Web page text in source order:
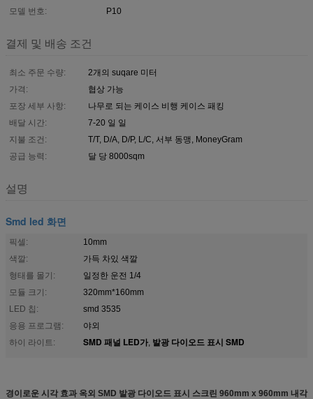
모델 번호:
P10
결제 및 배송 조건
최소 주문 수량:
2개의 suqare 미터
가격:
협상 가능
포장 세부 사항:
나무로 되는 케이스 비행 케이스 패킹
배달 시간:
7-20 일 일
지불 조건:
T/T, D/A, D/P, L/C, 서부 동맹, MoneyGram
공급 능력:
달 당 8000sqm
설명
Smd led 화면
픽셀:
10mm
색깔:
가득 차있 색깔
형태를 몰기:
일정한 운전 1/4
모듈 크기:
320mm*160mm
LED 칩:
smd 3535
응용 프로그램:
야외
하이 라이트:
SMD 패널 LED가, 발광 다이오드 표시 SMD
경이로운 시각 효과 옥외 SMD 발광 다이오드 표시 스크린 960mm x 960mm 내각